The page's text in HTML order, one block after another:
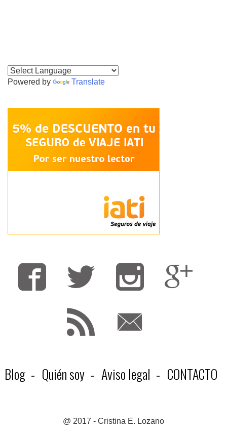
Powered by Translate
Blog Quién soy Aviso legal CONTACTO
@ 2017 - Cristina E. Lozano